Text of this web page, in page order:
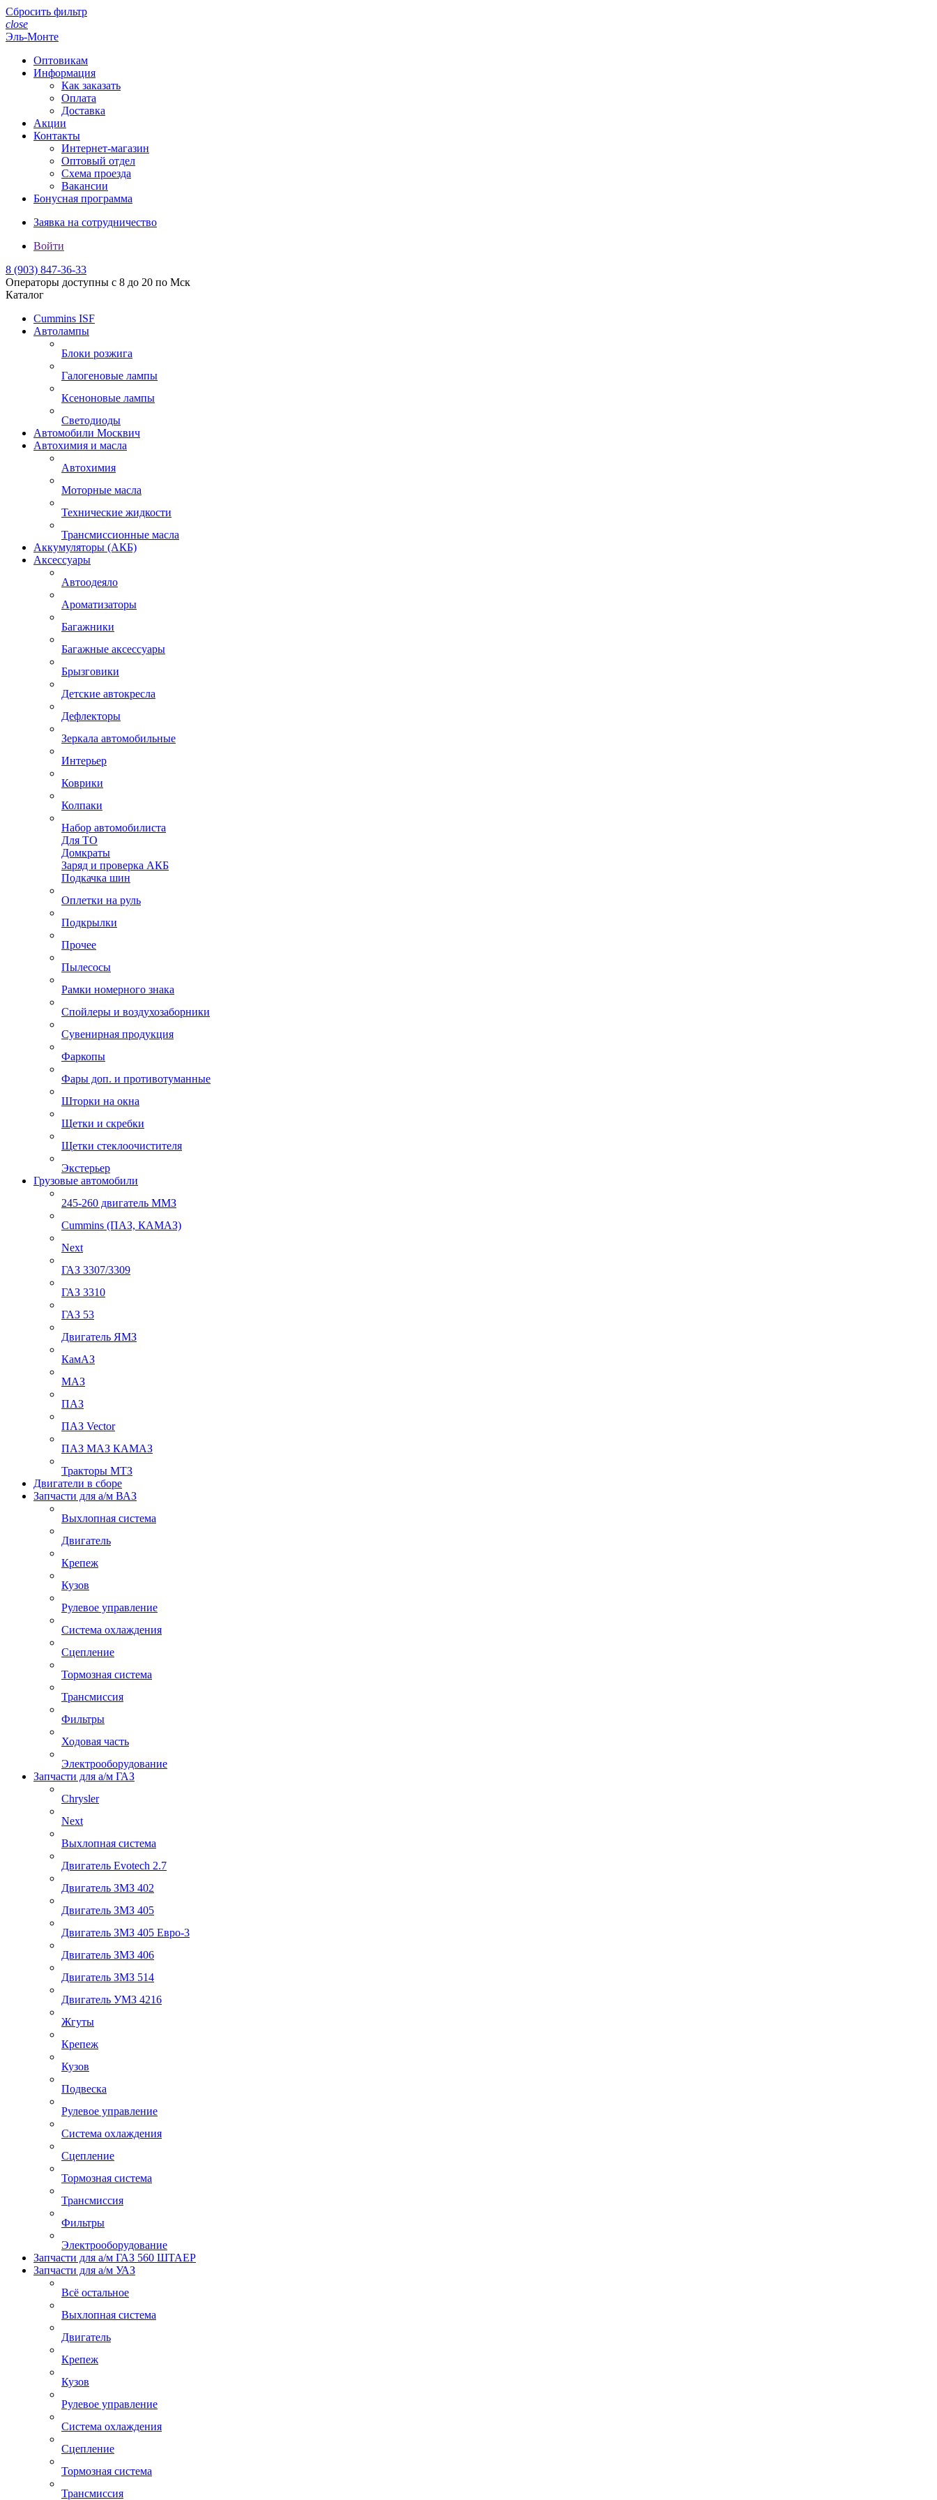
Сбросить фильтр
close
Эль-Монте
Оптовикам
Информация
Как заказать
Оплата
Доставка
Акции
Контакты
Интернет-магазин
Оптовый отдел
Схема проезда
Вакансии
Бонусная программа
Заявка на сотрудничество
Войти
8 (903) 847-36-33
Операторы доступны с 8 до 20 по Мск
Каталог
Cummins ISF
Автолампы
Блоки розжига
Галогеновые лампы
Ксеноновые лампы
Светодиоды
Автомобили Москвич
Автохимия и масла
Автохимия
Моторные масла
Технические жидкости
Трансмиссионные масла
Аккумуляторы (АКБ)
Аксессуары
Автоодеяло
Ароматизаторы
Багажники
Багажные аксессуары
Брызговики
Детские автокресла
Дефлекторы
Зеркала автомобильные
Интерьер
Коврики
Колпаки
Набор автомобилиста
Для ТО
Домкраты
Заряд и проверка АКБ
Подкачка шин
Оплетки на руль
Подкрылки
Прочее
Пылесосы
Рамки номерного знака
Спойлеры и воздухозаборники
Сувенирная продукция
Фаркопы
Фары доп. и противотуманные
Шторки на окна
Щетки и скребки
Щетки стеклоочистителя
Экстерьер
Грузовые автомобили
245-260 двигатель ММЗ
Cummins (ПАЗ, КАМАЗ)
Next
ГАЗ 3307/3309
ГАЗ 3310
ГАЗ 53
Двигатель ЯМЗ
КамАЗ
МАЗ
ПАЗ
ПАЗ Vector
ПАЗ МАЗ КАМАЗ
Тракторы МТЗ
Двигатели в сборе
Запчасти для а/м ВАЗ
Выхлопная система
Двигатель
Крепеж
Кузов
Рулевое управление
Система охлаждения
Сцепление
Тормозная система
Трансмиссия
Фильтры
Ходовая часть
Электрооборудование
Запчасти для а/м ГАЗ
Chrysler
Next
Выхлопная система
Двигатель Evotech 2.7
Двигатель ЗМЗ 402
Двигатель ЗМЗ 405
Двигатель ЗМЗ 405 Евро-3
Двигатель ЗМЗ 406
Двигатель ЗМЗ 514
Двигатель УМЗ 4216
Жгуты
Крепеж
Кузов
Подвеска
Рулевое управление
Система охлаждения
Сцепление
Тормозная система
Трансмиссия
Фильтры
Электрооборудование
Запчасти для а/м ГАЗ 560 ШТАЕР
Запчасти для а/м УАЗ
Всё остальное
Выхлопная система
Двигатель
Крепеж
Кузов
Рулевое управление
Система охлаждения
Сцепление
Тормозная система
Трансмиссия